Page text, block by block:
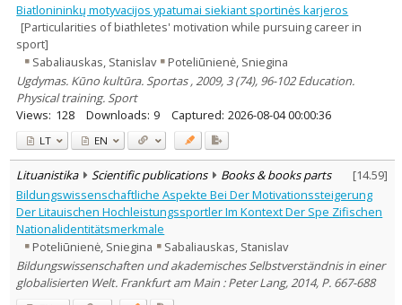
Biatlonininkų motyvacijos ypatumai siekiant sportinės karjeros
[Particularities of biathletes' motivation while pursuing career in
sport]
Sabaliauskas, Stanislav
Poteliūnienė, Sniegina
Ugdymas. Kūno kultūra. Sportas , 2009, 3 (74), 96-102 Education.
Physical training. Sport
Views: 128 Downloads: 9 Captured: 2026-08-04 00:00:36
LT EN
Lituanistika Scientific publications Books & books parts [14.59]
Bildungswissenschaftliche Aspekte Bei Der Motivationssteigerung
Der Litauischen Hochleistungssportler Im Kontext Der Spe Zifischen
Nationalidentitätsmerkmale
Poteliūnienė, Sniegina
Sabaliauskas, Stanislav
Bildungswissenschaften und akademisches Selbstverständnis in einer
globalisierten Welt. Frankfurt am Main : Peter Lang, 2014, P. 667-688